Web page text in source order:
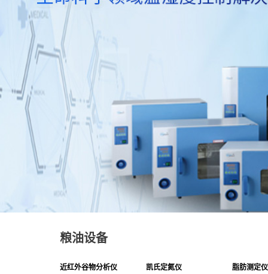
粮油设备
近红外谷物分析仪 凯氏定氮仪 脂肪测定仪